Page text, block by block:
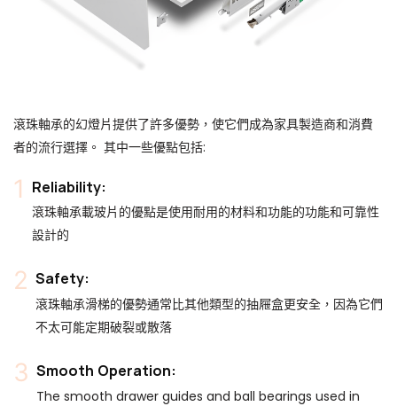
滾珠軸承的幻燈片提供了許多優勢，使它們成為家具製造商和消費
者的流行選擇。 其中一些優點包括:
Reliability:
滾珠軸承載玻片的優點是使用耐用的材料和功能的功能和可靠性
設計的
Safety:
滾珠軸承滑梯的優勢通常比其他類型的抽屜盒更安全，因為它們
不太可能定期破裂或散落
Smooth Operation:
The smooth drawer guides and ball bearings used in